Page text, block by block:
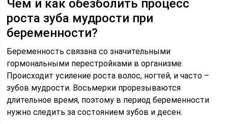
Чем и как обезболить процесс
роста зуба мудрости при
беременности?
Беременность связана со значительными
гормональными перестройками в организме.
Происходит усиление роста волос, ногтей, и часто –
зубов мудрости. Восьмерки прорезываются
длительное время, поэтому в период беременности
нужно следить за состоянием зубов и десен.